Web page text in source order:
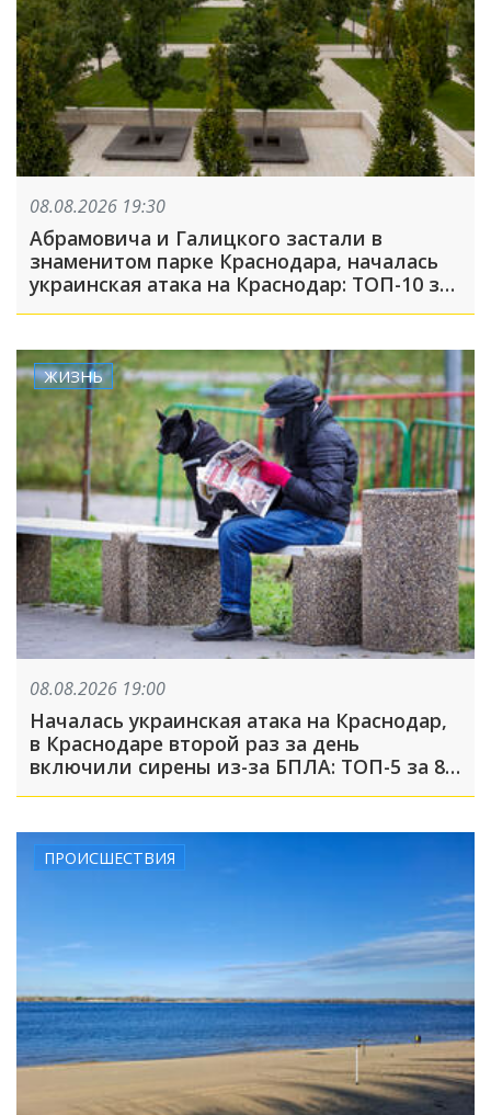
08.08.2026 19:30
Абрамовича и Галицкого застали в
знаменитом парке Краснодара, началась
украинская атака на Краснодар: ТОП-10 за
неделю
ЖИЗНЬ
08.08.2026 19:00
Началась украинская атака на Краснодар,
в Краснодаре второй раз за день
включили сирены из-за БПЛА: ТОП-5 за 8
ПРОИСШЕСТВИЯ